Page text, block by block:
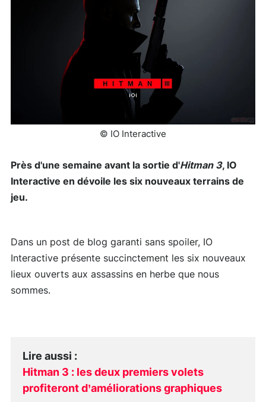
© IO Interactive
Près d'une semaine avant la sortie d'Hitman 3, IO
Interactive en dévoile les six nouveaux terrains de
jeu.
Dans un post de blog garanti sans spoiler, IO
Interactive présente succinctement les six nouveaux
lieux ouverts aux assassins en herbe que nous
sommes.
Lire aussi :
Hitman 3 : les deux premiers volets
profiteront d’améliorations graphiques